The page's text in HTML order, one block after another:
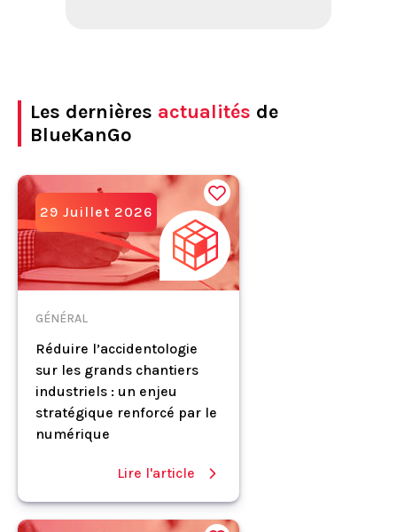
Les dernières actualités de
BlueKanGo
29 Juillet 2026
GÉNÉRAL
Réduire l’accidentologie
sur les grands chantiers
industriels : un enjeu
stratégique renforcé par le
numérique
Lire l'article